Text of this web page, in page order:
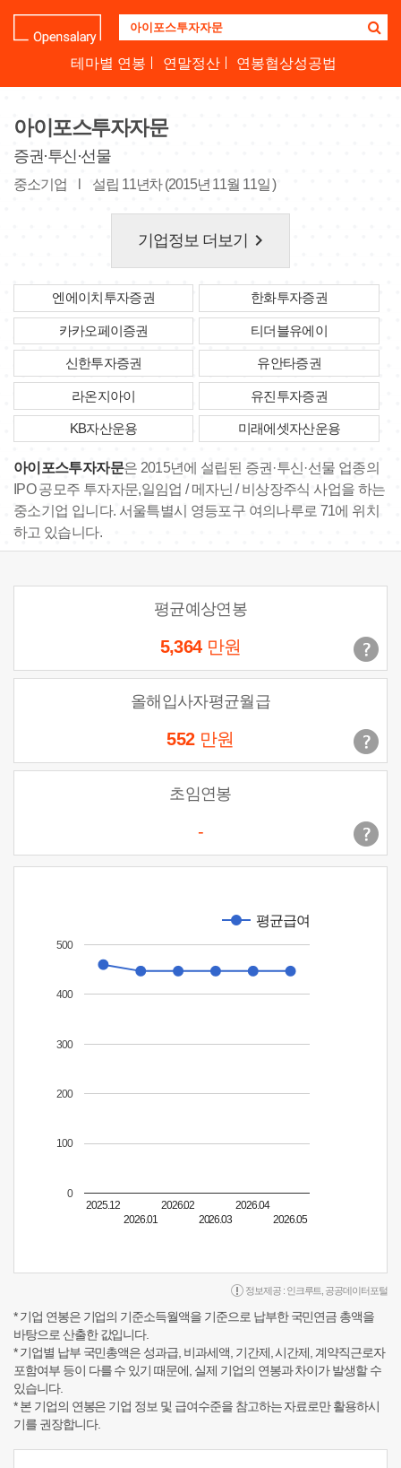
업
명
하
테마별 연봉 연말정산 연봉협상성공법
아이포스투자자문
증권·투신·선물
중소기업 설립 11년차 (2015년 11월 11일 )
기업정보 더보기 keyboard_arrow_right
엔에이치투자증권 한화투자증권
카카오페이증권 티더블유에이
신한투자증권 유안타증권
라온지아이 유진투자증권
KB자산운용 미래에셋자산운용
아이포스투자자문은 2015년에 설립된 증권·투신·선물 업종의
IPO 공모주 투자자문,일임업 / 메자닌 / 비상장주식 사업을 하는
중소기업 입니다. 서울특별시 영등포구 여의나루로 71에 위치
하고 있습니다.
평균예상연봉
5,364 만원
올해입사자평균월급
552 만원
초임연봉
-
평균급여
2025.12
2026.01
2026.02
2026.03
2026.04
2026.05
0
100
200
300
400
500
정보제공 : 인크루트 공공데이터포털
* 기업 연봉은 기업의 기준소득월액을 기준으로 납부한 국민연금 총액을
바탕으로 산출한 값입니다.
* 기업별 납부 국민총액은 성과급, 비과세액, 기간제, 시간제, 계약직근로자
포함여부 등이 다를 수 있기 때문에, 실제 기업의 연봉과 차이가 발생할 수
있습니다.
* 본 기업의 연봉은 기업 정보 및 급여수준을 참고하는 자료로만 활용하시
기를 권장합니다.